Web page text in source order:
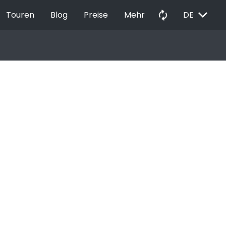
Touren Blog Preise Mehr autorenew DE EXPAND_MORE